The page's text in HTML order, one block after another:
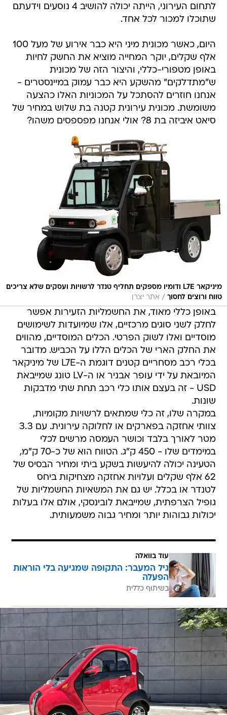
לתחום העירוני, הייתה יכולה להושיב 4 נוסעים וידעתם
שתוכלו למכור לכל אחד.
היום, כאשר מכונית מיני היא כבר אירוע של מעל 100
אלף שקלים, יוקר המחייה מוציא את החשק לחיות
באופן מטפורי-כללי, והיצור הזה של מכונית
ש"מתדלקים" מהשקע היא כבר עמוק במיינסטרים -
אנחנו חוזרים להסתכל על המכוניות האלו כהצעה
משומשת. מכונית עירונית קטנה בת שלוש במחיר של
סיאט איביזה בת 8? אולי אנחנו מפספסים משהו?
מיניקאר L7E ודומיו מספקים תחליף טנדר לרשויות ועסקים שלא צריכים
טווח ורוצים לחסוך / אתר יצרן
באופן כללי מאוד, את החשמליות הזעירות אפשר
לחלק לשני סוגים מרכזיים, אלו שמיועדות לשימושים
מוסדיים ואלו לשוק הפרטי. הכלים המוסדיים, מהווים
את החלק הארי של הכלים הללו על הכביש. מדובר
בכלי רכב מסחריים קטנים דוגמת ה-L7E של מיניקאר
המיובאת על ידי עופר אבניר או ה-LV טונג שמייבאת
USD - זה בעצם אותו כלי רכב תחת שתי מדבקות
שונות.
במקרה שלו, זה כלי שמתאים לרשויות מקומיות,
צוותי אחזקה בפארקים או לחלוקה עירונית. עם 3.3
מטר לאורך בלבד וכושר העמסה מרשים לכלי
במימדים שלו - 450 ק"ג. הטווח הוא של כ-70 ק"מ,
הטעינה יכולה להיעשות בשקע ביתי ומחיר הבסיס של
62 אלף שקלים ועלויות אחזקה מצחיקות ביחס
לטנדר או בכלל. יש גם את המשאיות החשמליות של
גופיל הצרפתית, שמייבאת לובינסקי, אולם אלו בעלות
יכולות גבוהות יותר ומחיר גבוה משמעותית.
עוד בוואלה
גיל המעבר: התקופה שמגיעה בלי הוראות
הפעלה
בשיתוף כללית